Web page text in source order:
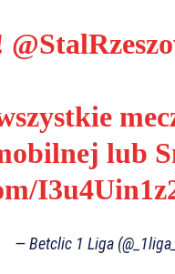
lub
— Betclic 1 Liga